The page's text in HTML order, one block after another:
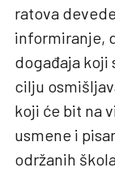
ratova
informiranje,
događaja koji
cilju
koji će bit na
usmene i
održanih